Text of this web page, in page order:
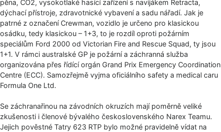
pěna, CO2, vysokotlaké hasící zařízení s navijákem Retracta,
dýchací přístroje, zdravotnické vybavení a sadu nářadí. Jak je
patrné z označení Crewman, vozidlo je určeno pro klasickou
osádku, tedy klasickou – 1+3, to je rozdíl oproti požárním
speciálům Ford 2000 od Victorian Fire and Rescue Squad, ty jsou
1+1. V rámci australské GP je požární a záchranná služba
organizována přes řídící orgán Grand Prix Emergency Coordination
Centre (ECC). Samozřejmě vyjma oficiálního safety a medical caru
Formula One Ltd.
Se záchranařinou na závodních okruzích mají poměrně veliké
zkušenosti i členové bývalého československého Narex Teamu.
Jejich pověstné Tatry 623 RTP bylo možné pravidelně vídat na